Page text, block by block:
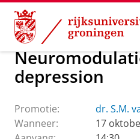
Skip
Content
Skip
Navigation
Over ons Actueel
depression
Promotie:
dr. S.M.
Wanneer:
17